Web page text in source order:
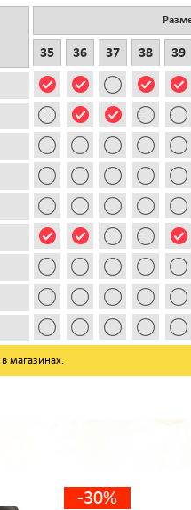
35 36 37 38 39
магазинах.
-30%